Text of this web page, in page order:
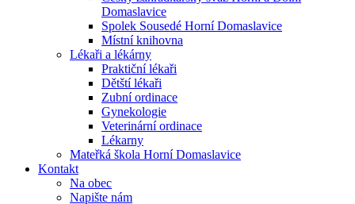
Domaslavice
Spolek Sousedé Horní Domaslavice
Místní knihovna
Lékaři a lékárny
Praktiční lékaři
Dětští lékaři
Zubní ordinace
Gynekologie
Veterinární ordinace
Lékarny
Mateřká škola Horní Domaslavice
Kontakt
Na obec
Napište nám